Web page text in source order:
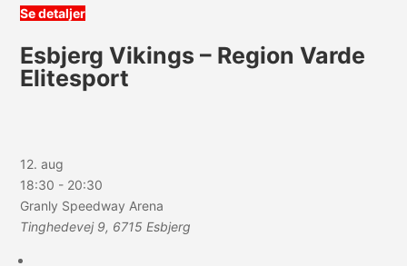
Se detaljer
Esbjerg Vikings – Region Varde
Elitesport
12. aug
18:30 - 20:30
Granly Speedway Arena
Tinghedevej 9, 6715 Esbjerg